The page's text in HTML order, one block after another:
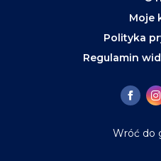
Moje
Polityka
Regulamin
Wróć do